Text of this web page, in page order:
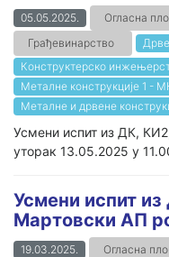
05.05.2025. Огласна
Грађевинарство
Конструктерско
Металне конструкције 1 -
Металне и дрвене
Усмени испит из ДК,
уторак 13.05.2025 у
Усмени испит
Мартовски АП
19.03.2025. Огласна